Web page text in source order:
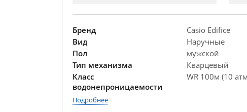
Бренд
Casio Edifice
Вид
Наручные
Пол
мужской
Тип механизма
Кварцевый
Класс
водонепроницаемости
WR 100м (10
Подробнее